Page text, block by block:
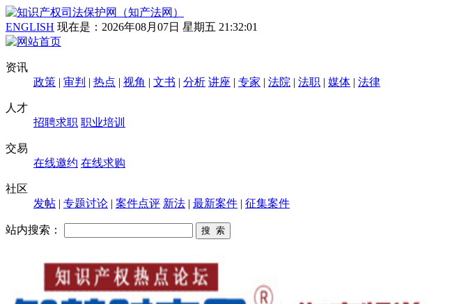
ENGLISH 现在是： 2026年08月07日 星期五 21:32:02
资讯
政策 | 审判 | 热点 | 视角 | 文书 | 分析 讲座 | 专家 | 法院 | 法职 | 媒体 | 法律
人才
招聘求职 职业培训
交易
在线邀约 在线求购
社区
发帖 | 专题讨论 | 案件点评 新法 | 最新案件 | 征集案件
站内搜索：